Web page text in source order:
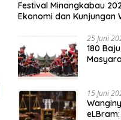
Festival Minangkabau
Ekonomi dan Kunjungan
25 Juni
180
15 Juni